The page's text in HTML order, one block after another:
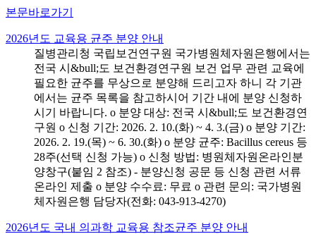
본문바로가기
2026년도 교육용 균주 분양 안내
질병관리청 국립보건연구원 국가병원체자원은행에서는
전국 시&bull;도 보건환경연구원 보건 업무 관련 교육에
필요한 균주를 무상으로 분양해 드리고자 하니 각 기관
에서는 균주 목록을 참고하시어 기간 내에 분양 신청하
시기 바랍니다. o 분양 대상: 전국 시&bull;도 보건환경연
구원 o 신청 기간: 2026. 2. 10.(화) ~ 4. 3.(금) o 분양 기간:
2026. 2. 19.(목) ~ 6. 30.(화) o 분양 균주: Bacillus cereus 등
28주(선택 신청 가능) o 신청 방법: 병원체자원온라인분
양창구(붙임 2 참조) - 분양신청 공문 등 신청 관련 서류
온라인 제출 o 분양 수수료: 무료 o 관련 문의: 국가병원
체자원은행 담당자(전화: 043-913-4270)
2026년도 국내 의과학 교육용 참조균주 분양 안내